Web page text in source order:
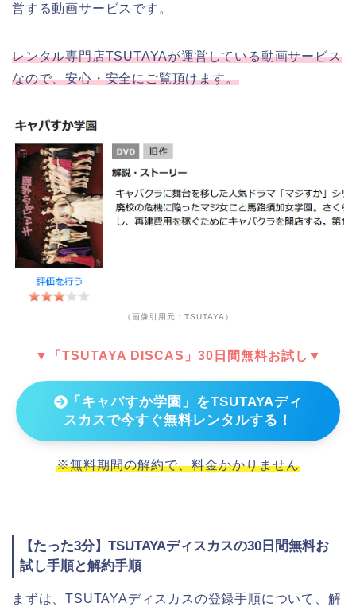
営する動画サービスです。
レンタル専門店TSUTAYAが運営している動画サービス
なので、安心・安全にご覧頂けます。
（画像引用元：TSUTAYA）
▼「TSUTAYA DISCAS」30日間無料お試し▼
「キャバすか学園」をTSUTAYAディ
スカスで今すぐ無料レンタルする！
※無料期間の解約で、料金かかりません
【たった3分】TSUTAYAディスカスの30日間無料お
試し手順と解約手順
まずは、TSUTAYAディスカスの登録手順について、解